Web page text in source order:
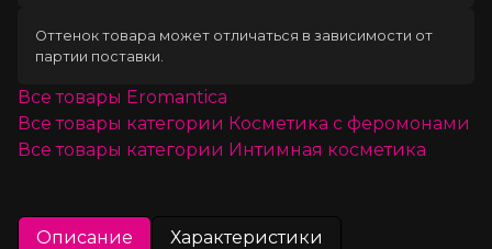
Оттенок товара может отличаться в зависимости от
партии поставки.
Все товары Eromantica
Все товары категории Косметика с феромонами
Все товары категории Интимная косметика
Описание Характеристики